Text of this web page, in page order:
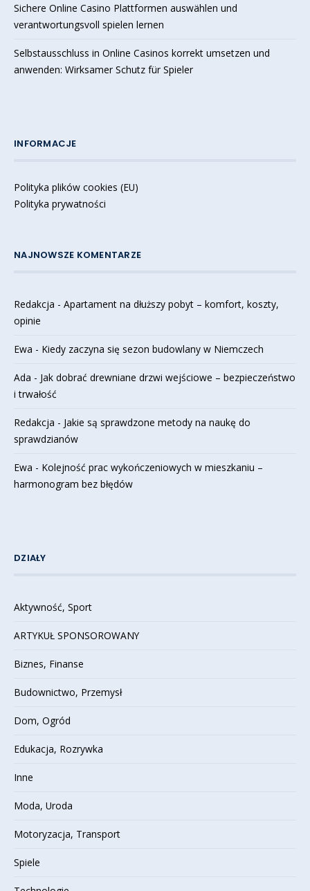
Sichere Online Casino Plattformen auswählen und
verantwortungsvoll spielen lernen
Selbstausschluss in Online Casinos korrekt umsetzen und
anwenden: Wirksamer Schutz für Spieler
INFORMACJE
Polityka plików cookies (EU)
Polityka prywatności
NAJNOWSZE KOMENTARZE
Redakcja - Apartament na dłuższy pobyt – komfort, koszty,
opinie
Ewa - Kiedy zaczyna się sezon budowlany w Niemczech
Ada - Jak dobrać drewniane drzwi wejściowe – bezpieczeństwo
i trwałość
Redakcja - Jakie są sprawdzone metody na naukę do
sprawdzianów
Ewa - Kolejność prac wykończeniowych w mieszkaniu –
harmonogram bez błędów
DZIAŁY
Aktywność, Sport
ARTYKUŁ SPONSOROWANY
Biznes, Finanse
Budownictwo, Przemysł
Dom, Ogród
Edukacja, Rozrywka
Inne
Moda, Uroda
Motoryzacja, Transport
Spiele